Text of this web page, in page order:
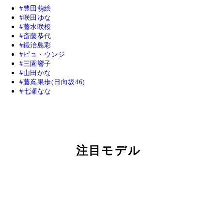
豊田萌絵
咲田ゆな
藤水咲桜
斎藤恭代
鍛治島彩
ピョ・ウンジ
三園響子
山田かな
藤嶌果歩(日向坂46)
七瀬なな
注目モデル